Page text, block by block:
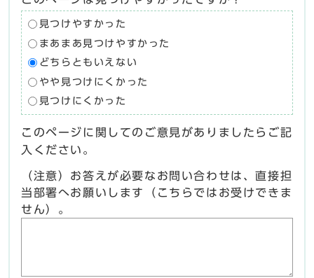
見つけやすかった
まあまあ見つけやすかった
どちらともいえない
やや見つけにくかった
見つけにくかった
このページに関してのご意見がありましたらご記
入ください。
（注意）お答えが必要なお問い合わせは、直接担
当部署へお願いします（こちらではお受けできま
せん）。